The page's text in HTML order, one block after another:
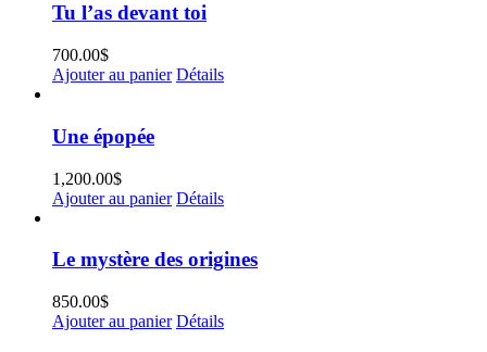
Tu l’as devant toi
700.00$
Ajouter au panier Détails
Une épopée
1,200.00$
Ajouter au panier Détails
Le mystère des origines
850.00$
Ajouter au panier Détails